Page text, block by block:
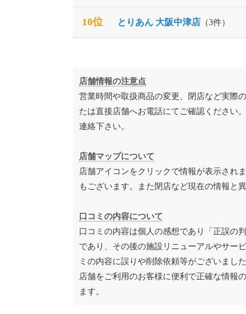
10位 とりあん 大阪中津店 （3件）
店舗情報の注意点
営業時間や取扱商品の変更、閉店など実際
たは直接店舗へお電話にてご確認ください
連絡下さい。
店舗マップについて
店舗アイコンをクリックで情報が表示され
もございます。また閉店など現在の情報と
口コミの内容について
口コミの内容は個人の感想であり「正誤の
であり、その後の施設リニューアルやサー
ミの内容に誤りや削除依頼等がございまし
店舗をご利用のお客様に便利で正確な情報
ます。